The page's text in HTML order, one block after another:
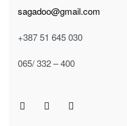
sagadoo@gmail.com
+387 51 645 030
065/ 332 – 400